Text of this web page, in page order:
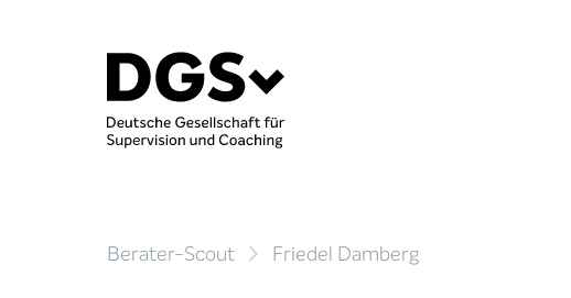
Berater-Scout Friedel Damberg